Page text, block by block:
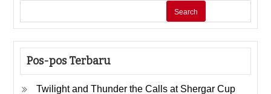
Search
Pos-pos Terbaru
Twilight and Thunder the Calls at Shergar Cup